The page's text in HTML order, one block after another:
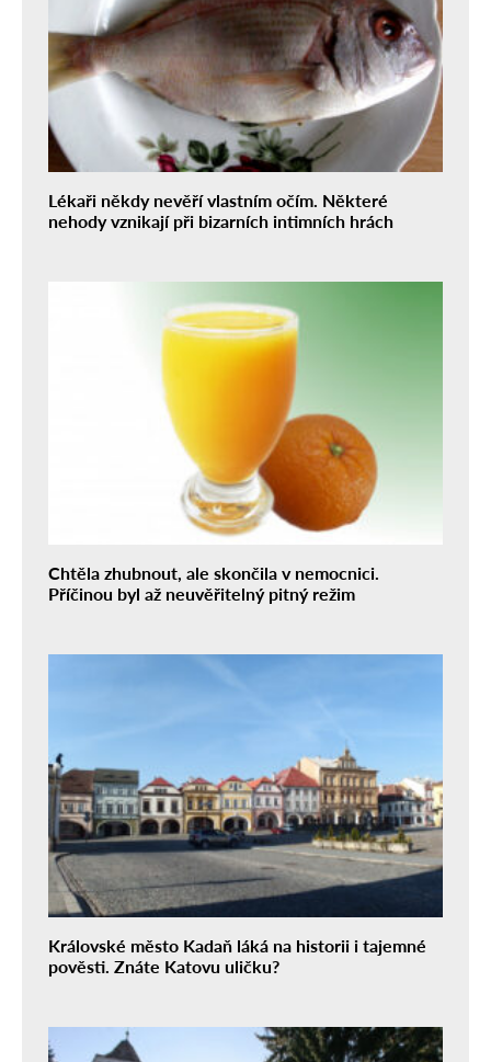
Lékaři někdy nevěří vlastním očím. Některé
nehody vznikají při bizarních intimních hrách
Chtěla zhubnout, ale skončila v nemocnici.
Příčinou byl až neuvěřitelný pitný režim
Královské město Kadaň láká na historii i tajemné
pověsti. Znáte Katovu uličku?